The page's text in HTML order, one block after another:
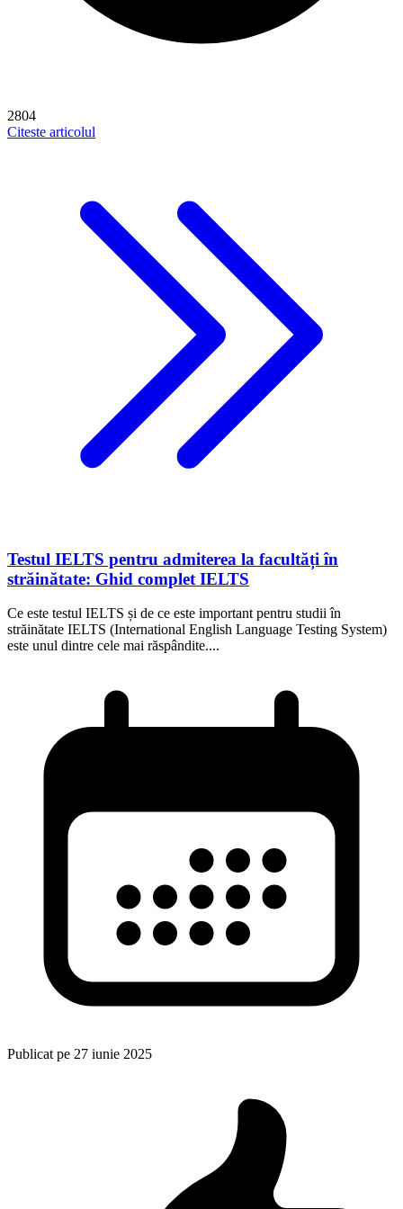
2804
Citeste articolul
Testul IELTS pentru admiterea la facultăți în
străinătate: Ghid complet IELTS
Ce este testul IELTS și de ce este important pentru studii în
străinătate IELTS (International English Language Testing System)
este unul dintre cele mai răspândite....
Publicat pe 27 iunie 2025